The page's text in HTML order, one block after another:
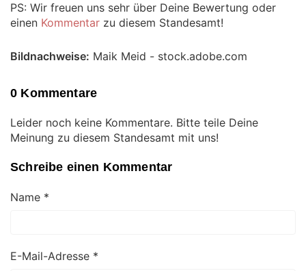
PS: Wir freuen uns sehr über Deine Bewertung oder
einen Kommentar zu diesem Standesamt!
Bildnachweise: Maik Meid - stock.adobe.com
0 Kommentare
Leider noch keine Kommentare. Bitte teile Deine
Meinung zu diesem Standesamt mit uns!
Schreibe einen Kommentar
Name *
E-Mail-Adresse *